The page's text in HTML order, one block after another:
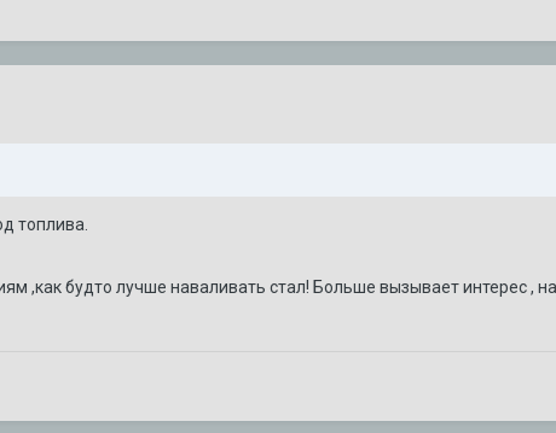
топлива.
,как будто лучше наваливать стал! Больше вызывает интерес ,